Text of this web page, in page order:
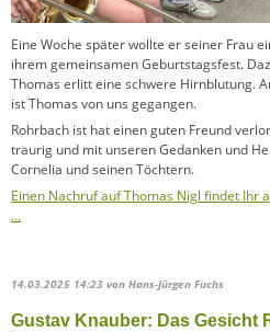
Eine Woche später wollte er seiner Frau
ihrem gemeinsamen Geburtstagsfest.
Thomas erlitt eine schwere Hirnblutung.
ist Thomas von uns gegangen.
Rohrbach ist hat einen guten Freund
traurig und mit unseren Gedanken und
Cornelia und seinen Töchtern.
Einen Nachruf auf Thomas Nigl findet Ihr
…
14.03.2025 14:23 von Hans-Jürgen Fuchs
Gustav Knauber: Das Gesicht